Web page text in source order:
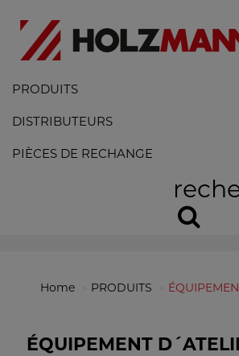
PRODUITS
DISTRIBUTEURS
PIÈCES DE RECHANGE
Home PRODUITS
ÉQUIPEMENT